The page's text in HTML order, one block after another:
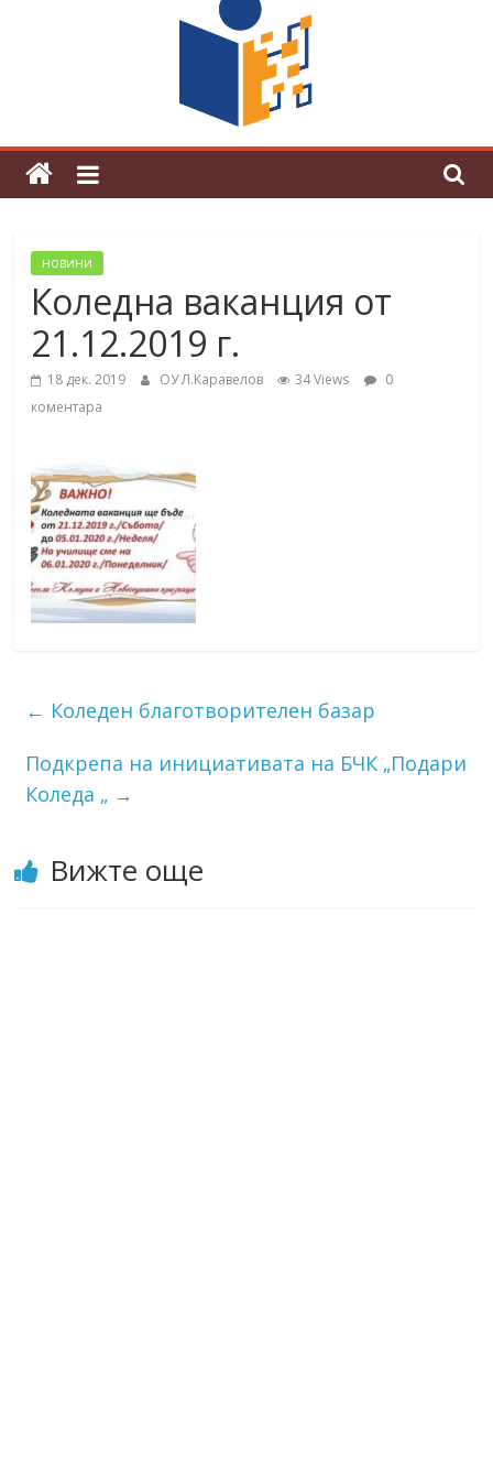
поредна награда от конкурс на
център за развитие на човешките
ресурси (ЦРЧР)
новини
Коледна ваканция от
21.12.2019 г.
18 дек. 2019 ОУ Л.Каравелов 34 Views
0
коментара
← Коледен благотворителен базар
Подкрепа на инициативата на БЧК „Подари
Коледа „ →
Вижте още